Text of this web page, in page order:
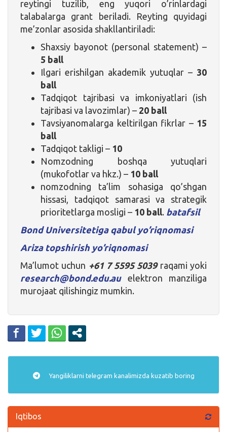
reytingi tuzilib, eng yuqori o’rinlardagi
talabalarga grant beriladi. Reyting quyidagi
me’zonlar asosida shakllantiriladi:
Shaxsiy bayonot (personal statement) –
5 ball
Ilgari erishilgan akademik yutuqlar – 30
ball
Tadqiqot tajribasi va imkoniyatlari (ish
tajribasi va lavozimlar) – 20 ball
Tavsiyanomalarga keltirilgan fikrlar – 15
ball
Tadqiqot takligi – 10
Nomzodning boshqa yutuqlari
(mukofotlar va hkz.) – 10 ball
nomzodning ta’lim sohasiga qo’shgan
hissasi, tadqiqot samarasi va strategik
prioritetlarga mosligi – 10 ball. batafsil
Bond Universitetiga qabul yo’riqnomasi
Ariza topshirish yo’riqnomasi
Ma’lumot uchun +61 7 5595 5039raqami yoki
research@bond.edu.auelektron manziliga
murojaat qilishingiz mumkin.
Yangiliklarni telegram kanalimizda kuzatib boring
Iqtibos